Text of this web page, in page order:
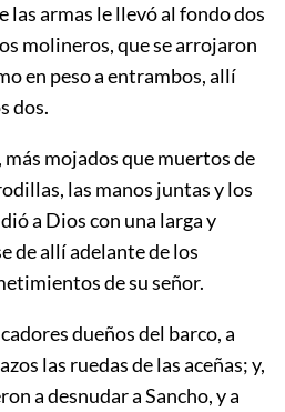
las armas le llevó al fondo dos
molineros, que se arrojaron
en peso a entrambos, allí
dos.
mojados que muertos de
las manos juntas y los
a Dios con una larga y
de allí adelante de los
de su señor.
dueños del barco, a
las ruedas de las aceñas; y,
a desnudar a Sancho, y a